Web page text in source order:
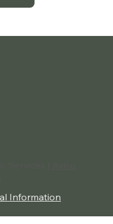
Information